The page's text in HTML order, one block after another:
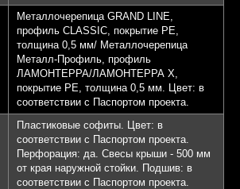
Металлочерепица GRAND LINE,
профиль CLASSIC, покрытие PE,
толщина 0,5 мм/ Металлочерепица
Металл-Профиль, профиль
ЛАМОНТЕРРА/ЛАМОНТЕРРА Х,
покрытие PE, толщина 0,5 мм. Цвет: в
соответствии с Паспортом проекта.
Пластиковые софиты. Цвет: в
соответствии с Паспортом проекта.
Перфорация: да. Свесы крыши - 500 мм
от края наружной стойки. Подшив: в
соответствии с Паспортом проекта.